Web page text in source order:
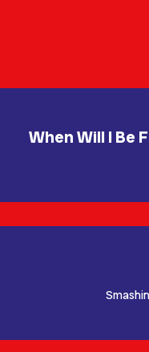
When Will I Be